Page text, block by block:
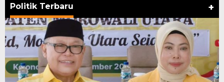
Politik Terbaru +